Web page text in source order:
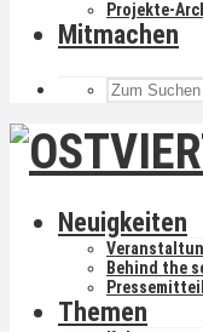
Projekte-
Mitmachen
Neuigkeiten
Behind the
Themen